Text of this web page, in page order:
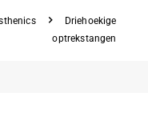
Driehoekige
optrekstangen